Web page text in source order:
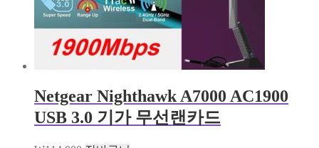
Netgear Nighthawk A7000 AC1900
USB 3.0 기가 무선랜카드